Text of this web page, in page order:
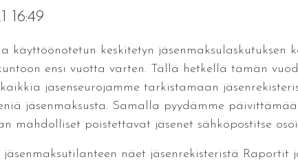
16:49
käyttöönotetun keskitetyn
ensi vuotta varten. Tällä hetkellä tämän
kaikkia jäsenseurojamme tarkistamaan
jäsenmaksusta. Samalla pyydämme
mahdolliset poistettavat jäsenet sähköpostitse
näet jäsenrekisteristä Raportit